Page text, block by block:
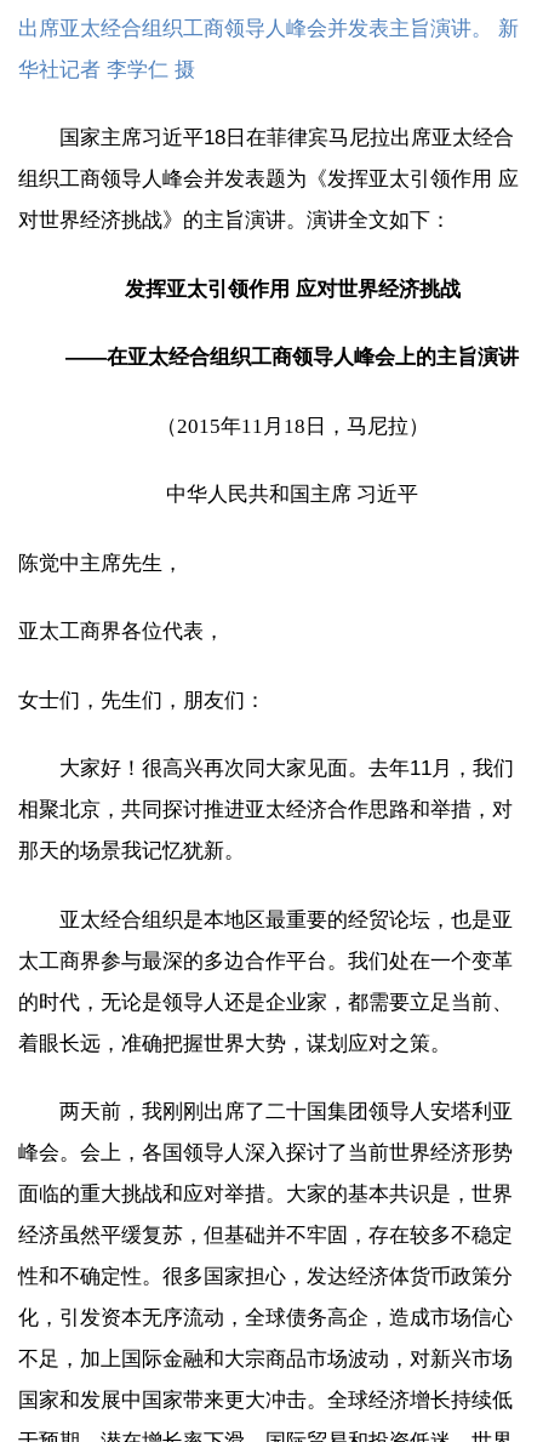
出席亚太经合组织工商领导人峰会并发表主旨演讲。 新
华社记者 李学仁 摄
国家主席习近平18日在菲律宾马尼拉出席亚太经合
组织工商领导人峰会并发表题为《发挥亚太引领作用 应
对世界经济挑战》的主旨演讲。演讲全文如下：
发挥亚太引领作用 应对世界经济挑战
——在亚太经合组织工商领导人峰会上的主旨演讲
（2015年11月18日，马尼拉）
中华人民共和国主席 习近平
陈觉中主席先生，
亚太工商界各位代表，
女士们，先生们，朋友们：
大家好！很高兴再次同大家见面。去年11月，我们
相聚北京，共同探讨推进亚太经济合作思路和举措，对
那天的场景我记忆犹新。
亚太经合组织是本地区最重要的经贸论坛，也是亚
太工商界参与最深的多边合作平台。我们处在一个变革
的时代，无论是领导人还是企业家，都需要立足当前、
着眼长远，准确把握世界大势，谋划应对之策。
两天前，我刚刚出席了二十国集团领导人安塔利亚
峰会。会上，各国领导人深入探讨了当前世界经济形势
面临的重大挑战和应对举措。大家的基本共识是，世界
经济虽然平缓复苏，但基础并不牢固，存在较多不稳定
性和不确定性。很多国家担心，发达经济体货币政策分
化，引发资本无序流动，全球债务高企，造成市场信心
不足，加上国际金融和大宗商品市场波动，对新兴市场
国家和发展中国家带来更大冲击。全球经济增长持续低